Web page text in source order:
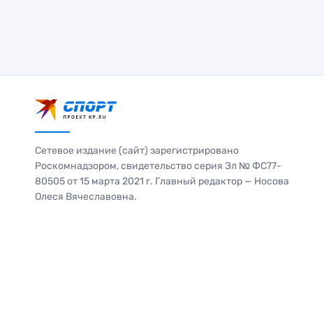
Сетевое издание (сайт) зарегистрировано
Роскомнадзором, свидетельство серия Эл № ФС77-
80505 от 15 марта 2021 г. Главный редактор — Носова
Олеся Вячеславовна.